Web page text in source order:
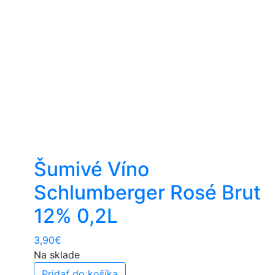
Šumivé Víno
Schlumberger Rosé Brut
12% 0,2L
3,90€
Na sklade